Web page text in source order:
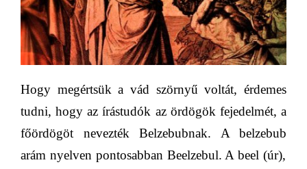
Hogy megértsük a vád szörnyű voltát, érdemes
tudni, hogy az írástudók az ördögök fejedelmét, a
főördögöt nevezték Belzebubnak. A belzebub
arám nyelven pontosabban Beelzebul. Abeel (úr),